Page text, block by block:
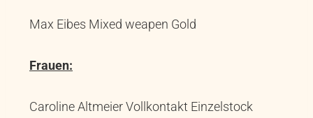
Max Eibes Mixed weapen Gold
Frauen:
Caroline Altmeier Vollkontakt Einzelstock